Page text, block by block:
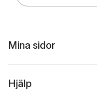
Mina sidor
Hjälp